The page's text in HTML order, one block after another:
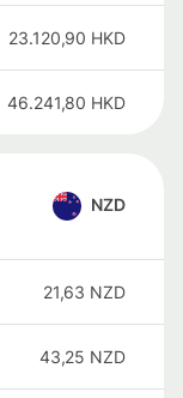
23.120,90 HKD
46.241,80 HKD
NZD
21,63 NZD
43,25 NZD